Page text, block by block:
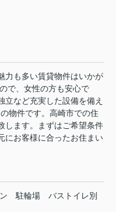
力も多い賃貸物件はいかが
で、女性の方も安心で
立など充実した設備を備え
物件です。高崎市での住
します。まずはご希望条件
にお客様に合ったお住まい
駐輪場 バストイレ別